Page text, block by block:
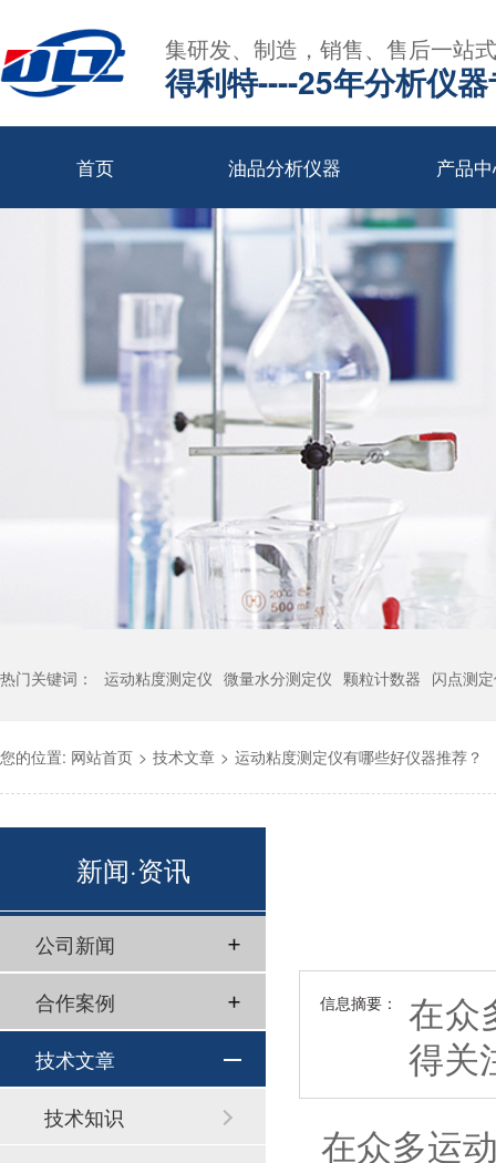
集研发、制造，销售、售后一站
得利特----25年分析仪
首页 油品分析仪器 产品
热门关键词： 运动粘度测定仪 微量水分测定仪 颗粒计数器 闪点测
您的位置: 网站首页 > 技术文章 > 运动粘度测定仪有哪些好仪器推荐？
信息摘要：
在众
得关
在众多运
新闻·资讯
公司新闻
合作案例
技术文章
技术知识